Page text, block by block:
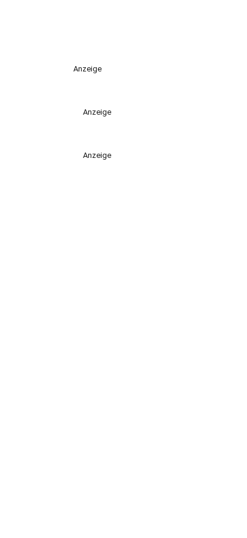
Anzeige
Anzeige
Anzeige